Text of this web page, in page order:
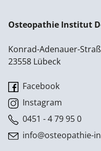
Osteopathie Institut
Konrad-Adenauer-
23558 Lübeck
Facebook
Instagram
0451 - 4 79 95 0
info@osteopathie-